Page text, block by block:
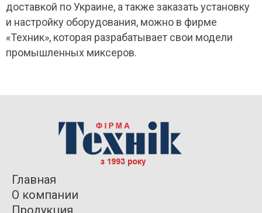
доставкой по Украине, а также заказать установку
и настройку оборудования, можно в фирме
«Техник», которая разрабатывает свои модели
промышленных миксеров.
Главная
О компании
Продукция